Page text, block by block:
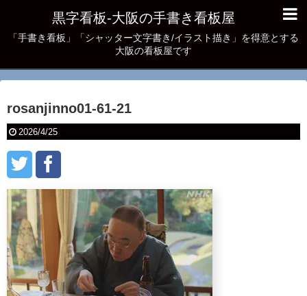
黒字看板‐大阪の手書き看板屋
「手書き看板」「シャッター文字書き/イラスト描き」を得意とする
大阪の看板屋です
rosanjinno01-61-21
2026/4/25